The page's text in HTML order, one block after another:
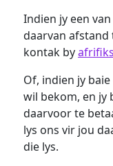
Indien jy een
daarvan afstand
kontak by
Of, indien jy
wil bekom, en jy
daarvoor te
lys ons vir jou
die lys.